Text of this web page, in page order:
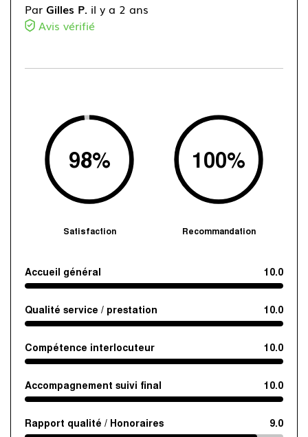
Par Gilles P. il y a 2 ans
Avis vérifié
98%
Satisfaction
100%
Recommandation
Accueil général 10.0
Qualité service / prestation 10.0
Compétence interlocuteur 10.0
Accompagnement suivi final 10.0
Rapport qualité / Honoraires 9.0